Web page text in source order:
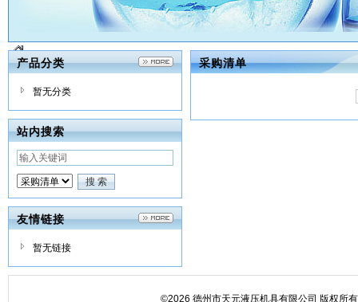
产品分类
暂无分类
站内搜索
友情链接
暂无链接
采购清单
©2026 德州市天元液压机具有限公司 版权所